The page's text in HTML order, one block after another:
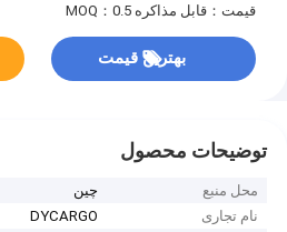
قیمت：قابل مذاکره MOQ：0.5
بهترین قیمت
توضیحات محصول
محل منبع
چین
نام تجاری
DYCARGO